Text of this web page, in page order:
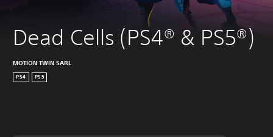
Dead Cells (PS4® & PS5®)
MOTION TWIN SARL
PS4 PS5